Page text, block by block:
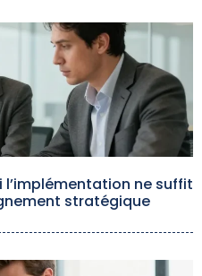
l’implémentation ne suffit
stratégique